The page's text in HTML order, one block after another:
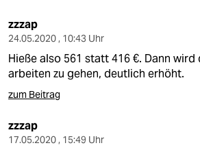
zzzap
24.05.2020 , 10:43 Uhr
Hieße also 561 statt 416 €. Dann wird
arbeiten zu gehen, deutlich erhöht.
zum Beitrag
zzzap
17.05.2020 , 15:49 Uhr